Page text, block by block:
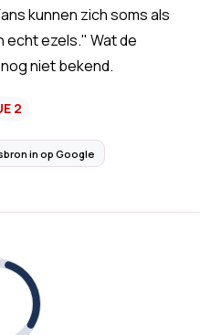
kunnen zich soms als
echt ezels." Wat de
niet bekend.
2
in op Google